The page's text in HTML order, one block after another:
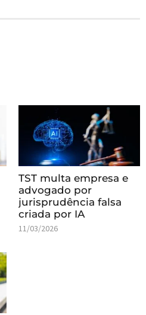
TST multa empresa e
advogado por
jurisprudência falsa
criada por IA
11/03/2026